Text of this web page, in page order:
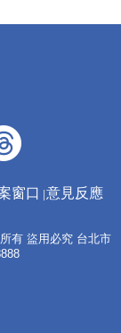
窗口 意見反應
有 盜用必究 台北市